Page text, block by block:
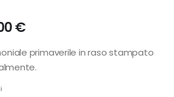
€.
€Il
attuale
è:
primaverile in raso stampato